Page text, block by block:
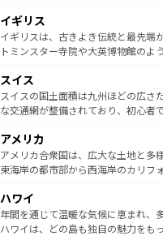
いる。シャンパンの発祥地であるラ
香り高いラベンダー畑など、多彩な
らに、パリ以外の地域にも魅力が溢
れる地方に足を運ぶとそれぞれで全
きるだろう。 なお、新着のフラン
を参照してほしい。
顔を持つこの国は、どこを歩いても
ルリンの文化的活気、バイエルン州
してライン川沿いのワイン畑といっ
は、お酒好きな人にはぜひ体験してほしい。 な
ドイツ情報はコンテンツ一覧を参照
イギリス
イギリスは、古きよき伝統と最先端
トミンスター寺院や大英博物館のよ
リアごとに異なる魅力がある。また
ティー、ビール好きにはたまらない
戦など、本場だからこそできる体験
ンツ一覧を参照してほしい。
スイス
スイスの国土面積は九州ほどの広さ
な交通網が整備されており、初心者
の建物がそのまま残る町や、スイス
博物館もあり、アルプス観光だけで
ことができる。国民の所得が高いた
ば市内交通費無料で観光を楽しむこともでき
着のスイス情報はコンテンツ一覧
アメリカ
アメリカ合衆国は、広大な土地と多
東海岸の都市部から西海岸のカリフ
のような巨大都市は、観光、ショッ
ンメントが詰まった刺激的なスポッ
西部には大自然が広がり、グランド
ハワイ
年間を通じて温暖な気候に恵まれ、
ハワイは、どの島も独自の魅力をも